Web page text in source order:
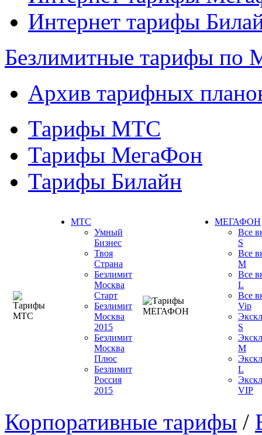
Интернет тарифы
Безлимитные тарифы по
Архив тарифных
Тарифы МТС
Тарифы МегаФон
Тарифы Билайн
МТС
Умный
Бизнес
Твоя
Страна
Безлимит
Москва
Старт
Безлимит
Москва
2015
Безлимит
Москва
Плюс
Безлимит
Россия
2015
МЕГАФОН
Все
S
Все
M
Все
L
Все
Vip
S
M
L
VIP
Корпоративные тарифы /